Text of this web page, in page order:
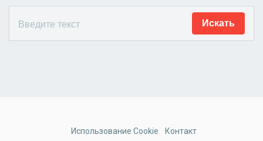
Использование Cookie Контакт